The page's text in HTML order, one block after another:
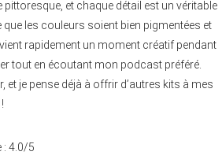
et chaque détail est un véritable
que les couleurs soient bien pigmentées et
rapidement un moment créatif pendant
tout en écoutant mon podcast préféré.
et je pense déjà à offrir d’autres kits à mes
: 4.0/5